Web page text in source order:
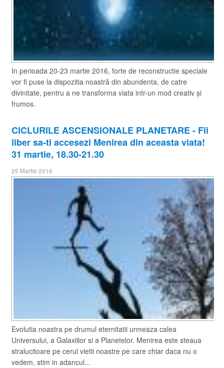
In perioada 20-23 martie 2016, forte de reconstructie speciale
vor fi puse la dispozitia noastră din abundenta, de catre
divinitate, pentru a ne transforma viata intr-un mod creativ și
frumos.
​CICLURILE ASCENSIONALE PLANETARE - Fii
liber sa-ti accesezi Menirea din aceasta viata!
31 martie, 18.30-21.30
25 Martie 2016
Evolutia noastra pe drumul eternitatii urmeaza calea
Universului, a Galaxiilor si a Planetelor. Menirea este steaua
stralucitoare pe cerul vietii noastre pe care chiar daca nu o
vedem, stim in adancul...